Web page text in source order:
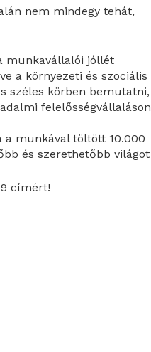
nem mindegy tehát,
munkavállalói jóllét
a környezeti és szociális
széles körben bemutatni,
felelősségvállaláson
a munkával töltött 10.000
és szerethetőbb világot
címért!